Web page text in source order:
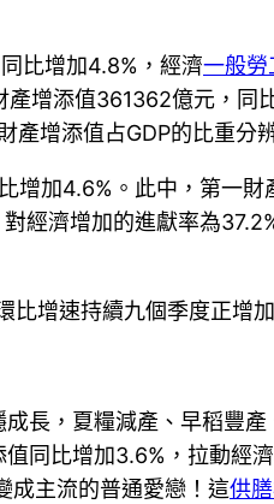
比增加4.8%，經濟一般勞
增添值361362億元，
增添值占GDP的比重分
增加4.6%。此中，第一
經濟增加的進獻率為
比增速持續九個季度正增
長，夏糧減產、早稻豐
同比增加3.6%，拉動經
成主流的普通愛戀！這供